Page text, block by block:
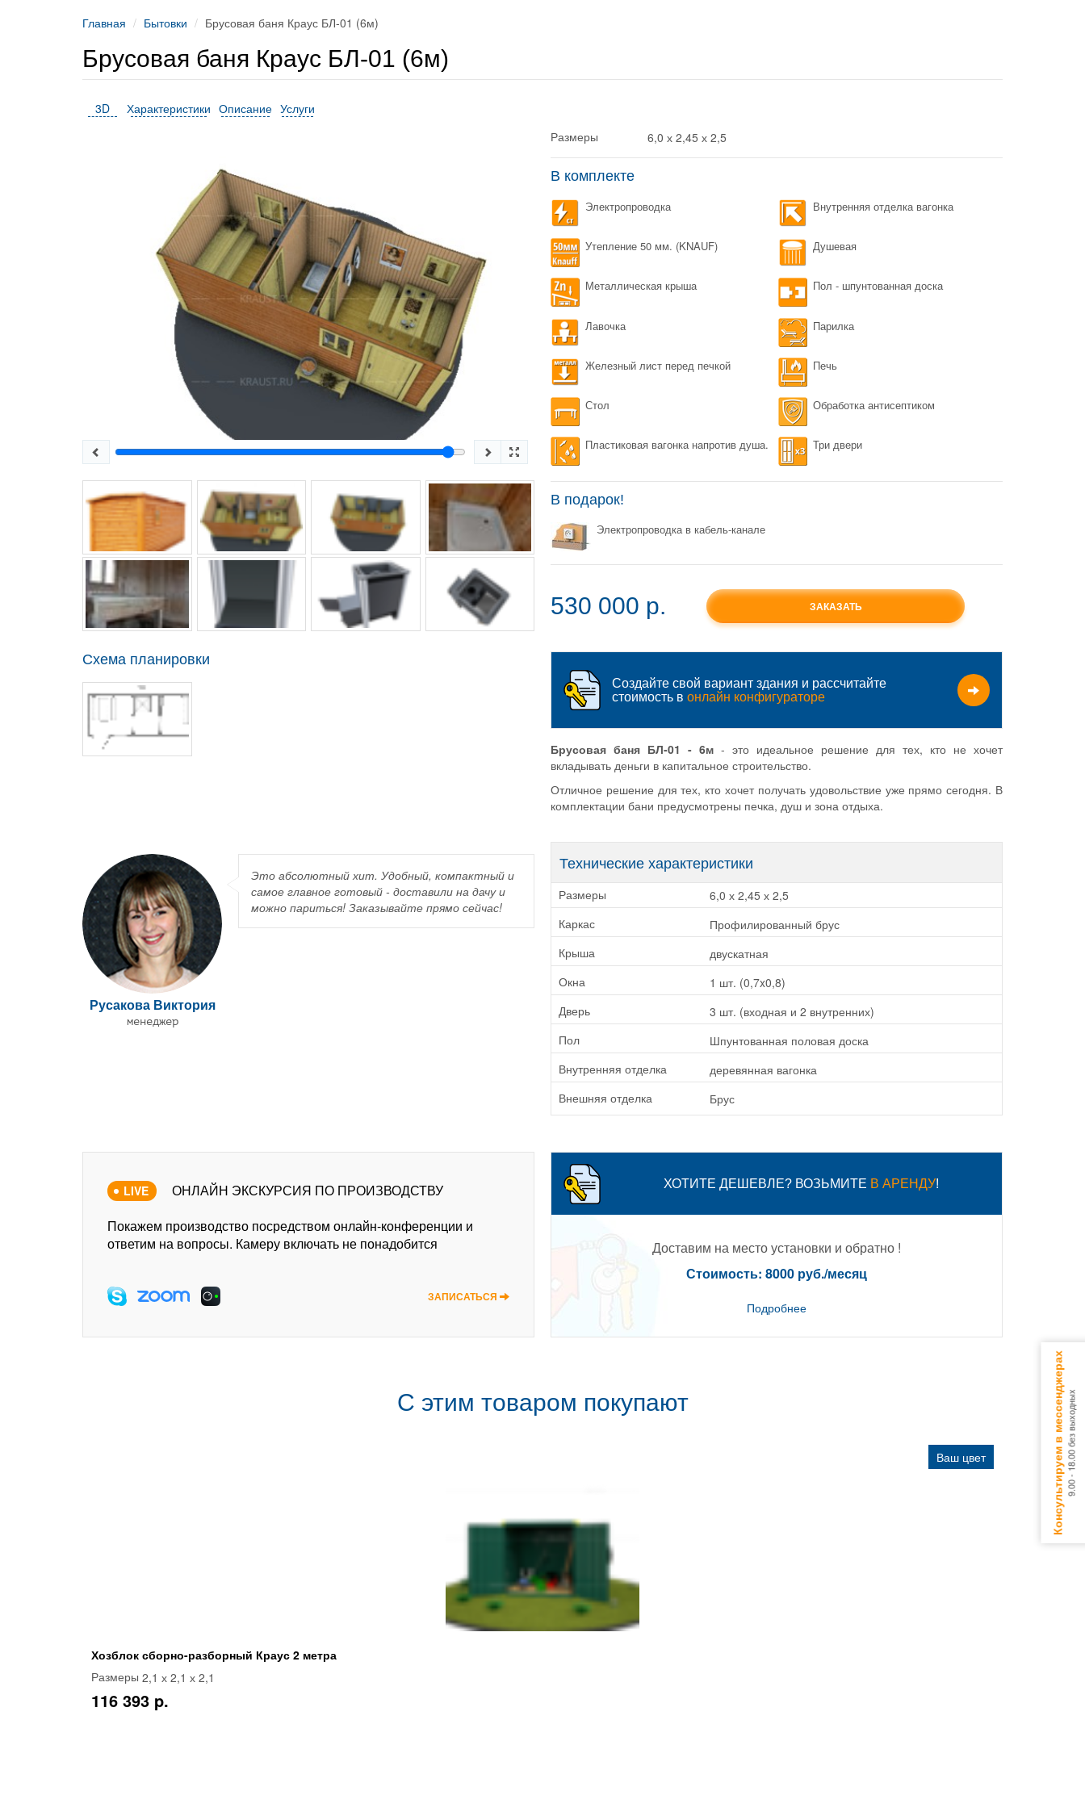
Консультируем в мессенджерах9.00 - 18.00 без выходных
Главная Бытовки Брусовая баня Краус БЛ-01 (6м)
Брусовая баня Краус БЛ-01 (6м)
3D Характеристики Описание Услуги
Размеры 6,0 х 2,45 х 2,5
В комплекте
Электропроводка Внутренняя отделка вагонка
Утепление 50 мм. (KNAUF) Душевая
Металлическая крыша Пол - шпунтованная доска
Лавочка Парилка
Железный лист перед печкой Печь
Стол Обработка антисептиком
Пластиковая вагонка напротив душа. Три двери
В подарок!
Электропроводка в кабель-канале
530 000 p. ЗАКАЗАТЬ
Создайте свой вариант здания и рассчитайте
стоимость в онлайн конфигураторе
Брусовая баня БЛ-01 - 6м - это идеальное решение для тех, кто не хочет
вкладывать деньги в капитальное строительство.
Отличное решение для тех, кто хочет получать удовольствие уже прямо сегодня. В
комплектации бани предусмотрены печка, душ и зона отдыха.
Схема планировки
Русакова Виктория
менеджер
Это абсолютный хит. Удобный, компактный и
самое главное готовый - доставили на дачу и
можно париться! Заказывайте прямо сейчас!
Технические характеристики
Размеры 6,0 х 2,45 х 2,5
Каркас Профилированный брус
Крыша двускатная
Окна 1 шт. (0,7x0,8)
Дверь 3 шт. (входная и 2 внутренних)
Пол Шпунтованная половая доска
Внутренняя отделка деревянная вагонка
Внешняя отделка Брус
LIVE
ОНЛАЙН ЭКСКУРСИЯ ПО ПРОИЗВОДСТВУ
Покажем производство посредством онлайн-конференции и
ответим на вопросы. Камеру включать не понадобится
ЗАПИСАТЬСЯ
ХОТИТЕ ДЕШЕВЛЕ? ВОЗЬМИТЕ В АРЕНДУ!
Доставим на место установки и обратно !
Стоимость: 8000 руб./месяц
Подробнее
С этим товаром покупают
Ваш цвет
Хозблок сборно-разборный Краус 2 метра
Размеры 2,1 х 2,1 х 2,1
116 393 p.